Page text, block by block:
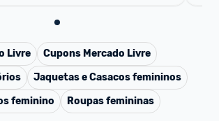
Livre Cupons Mercado Livre
Jaquetas e Casacos femininos
feminino Roupas femininas